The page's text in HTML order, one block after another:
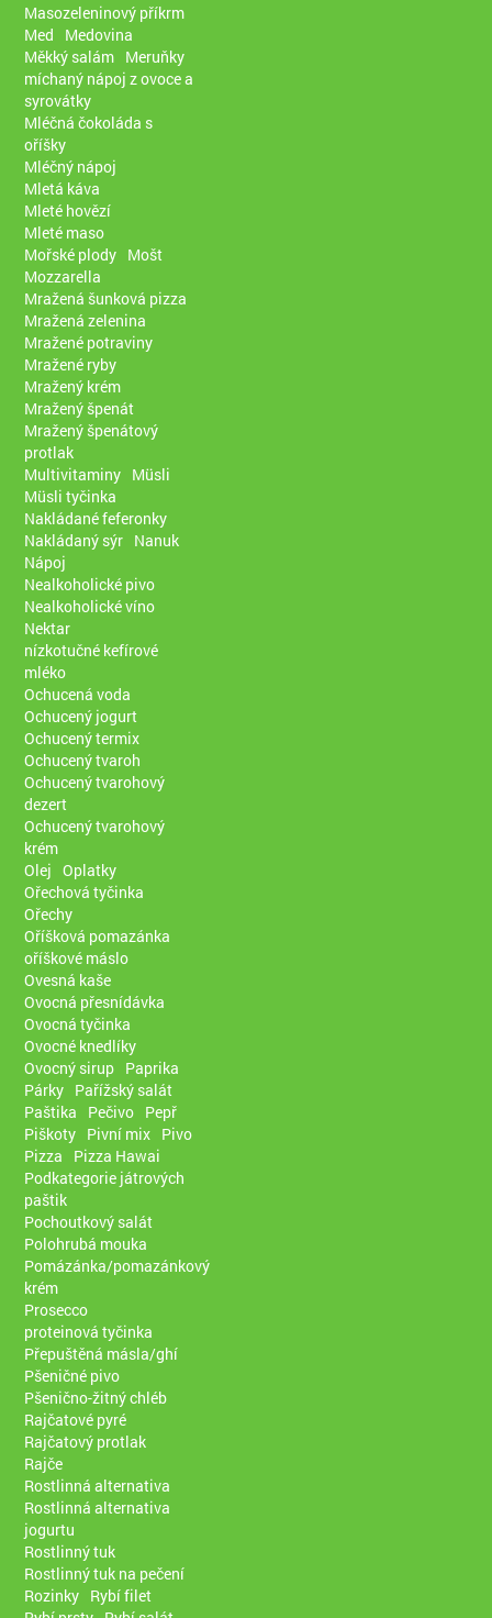
Masozeleninový příkrm
Med
Medovina
Měkký salám Meruňky
míchaný nápoj z ovoce a
syrovátky
Mléčná čokoláda s
oříšky
Mléčný nápoj
Mletá káva
Mleté hovězí
Mleté maso
Mořské plody Mošt
Mozzarella
Mražená šunková pizza
Mražená zelenina
Mražené potraviny
Mražené ryby
Mražený krém
Mražený špenát
Mražený špenátový
protlak
Multivitaminy Müsli
Müsli tyčinka
Nakládané feferonky
Nakládaný sýr Nanuk
Nápoj
Nealkoholické pivo
Nealkoholické víno
Nektar
nízkotučné kefírové
mléko
Ochucená voda
Ochucený jogurt
Ochucený termix
Ochucený tvaroh
Ochucený tvarohový
dezert
Ochucený tvarohový
krém
Olej Oplatky
Ořechová tyčinka
Ořechy
Oříšková pomazánka
oříškové máslo
Ovesná kaše
Ovocná přesnídávka
Ovocná tyčinka
Ovocné knedlíky
Ovocný sirup Paprika
Párky Pařížský salát
Paštika
Pečivo Pepř
Piškoty Pivní mix Pivo
Pizza
Pizza Hawai
Podkategorie játrových
paštik
Pochoutkový salát
Polohrubá mouka
Pomázánka/pomazánkový
krém
Prosecco
proteinová tyčinka
Přepuštěná másla/ghí
Pšeničné pivo
Pšenično-žitný chléb
Rajčatové pyré
Rajčatový protlak
Rajče
Rostlinná alternativa
Rostlinná alternativa
jogurtu
Rostlinný tuk
Rostlinný tuk na pečení
Rozinky Rybí filet